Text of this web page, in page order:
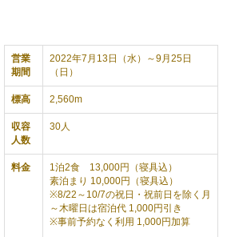
営業
期間
2022年7月13日（水）～9月25日
（日）
標高 2,560m
収容
人数
30人
料金
1泊2食 13,000円（寝具込）
素泊まり 10,000円（寝具込）
※8/22～10/7の祝日・祝前日を除く月
～木曜日は宿泊代 1,000円引き
※事前予約なく利用 1,000円加算